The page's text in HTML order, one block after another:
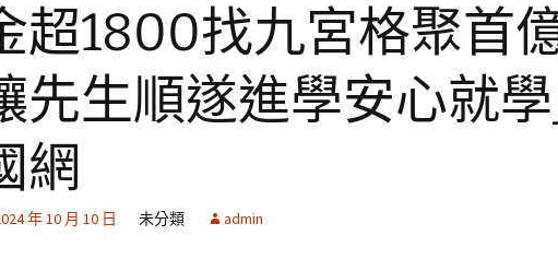
超1800找九宮格聚首
先生順遂進學安心就
網
年 10 月 10 日 未分類 admin